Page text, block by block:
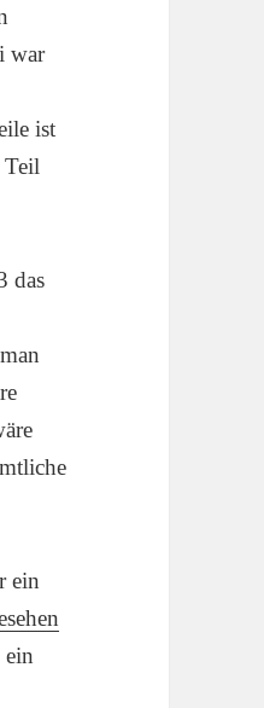
war
ist
Teil
das
ein
ein